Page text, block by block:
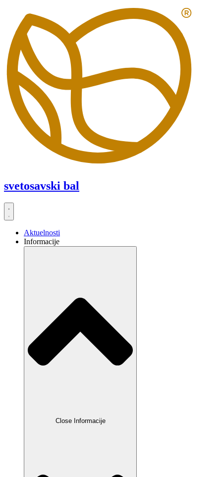
садржај
svetosavski bal
Aktuelnosti
Informacije
Close Informacije